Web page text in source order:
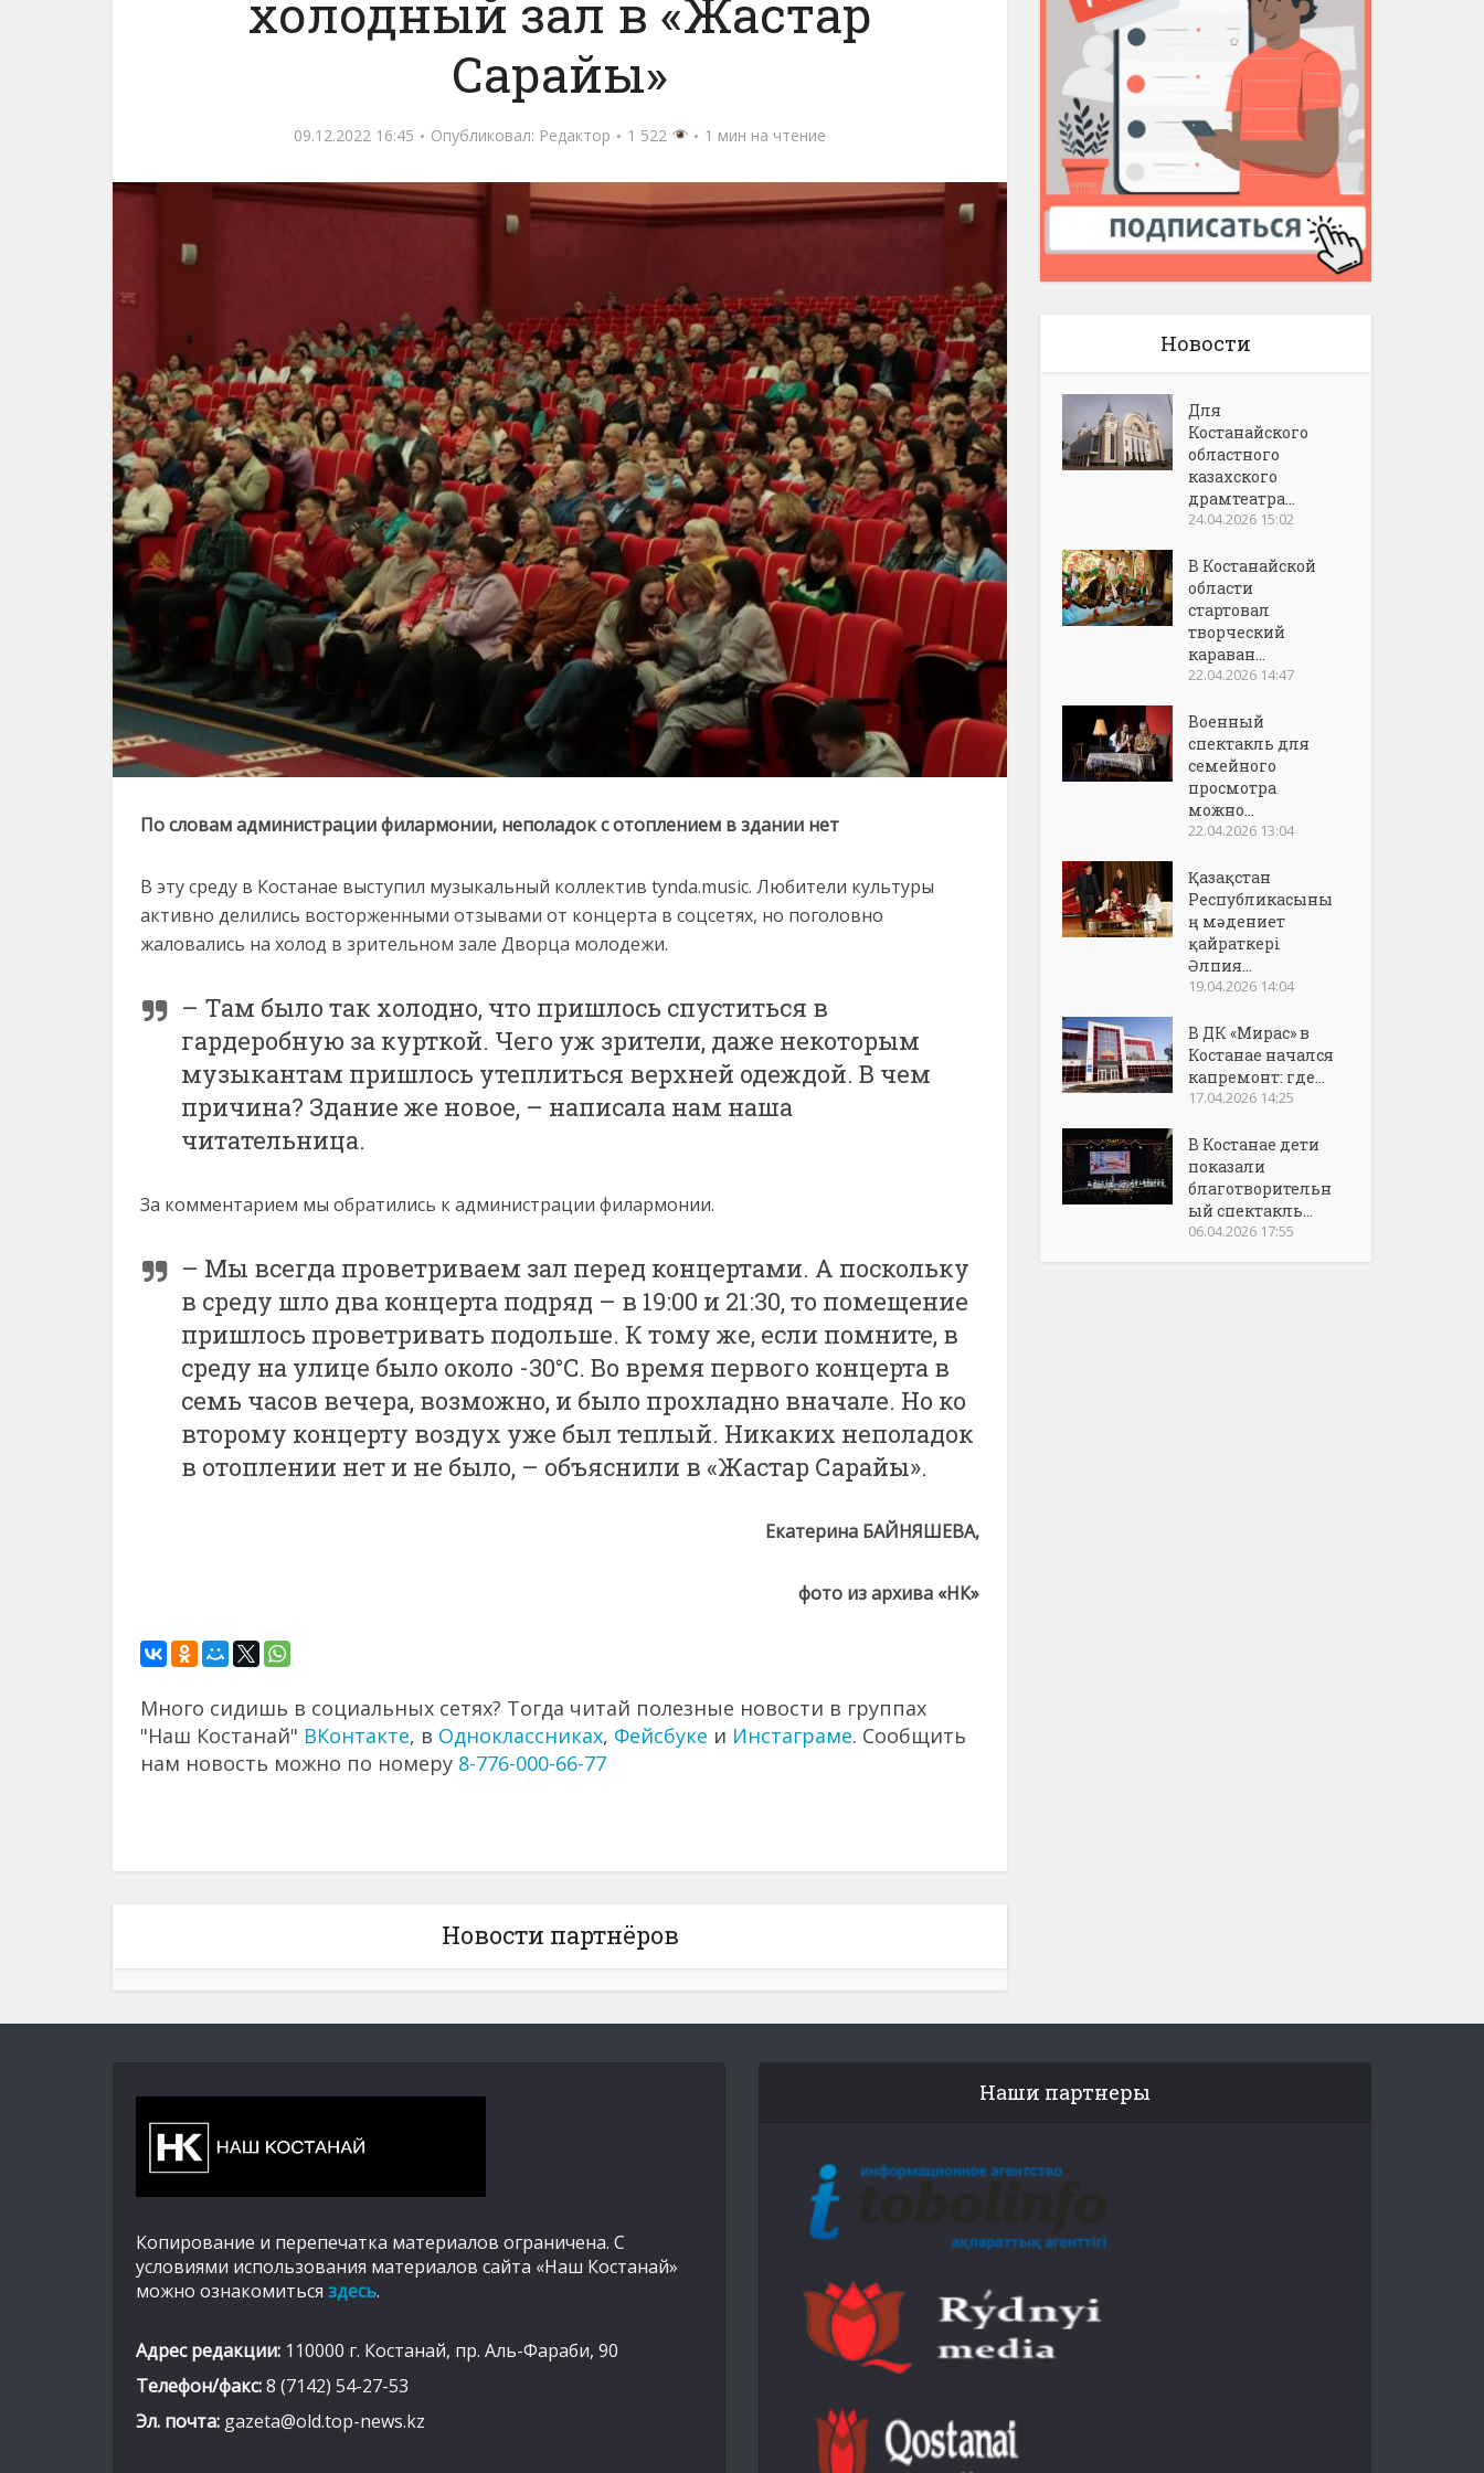
холодный зал в «Жастар
Сарайы»
09.12.2022 16:45 Опубликовал: Редактор 1 522 1 мин на чтение
По словам администрации филармонии, неполадок с отоплением в здании нет
В эту среду в Костанае выступил музыкальный коллектив tynda.music. Любители культуры
активно делились восторженными отзывами от концерта в соцсетях, но поголовно
жаловались на холод в зрительном зале Дворца молодежи.
– Там было так холодно, что пришлось спуститься в
гардеробную за курткой. Чего уж зрители, даже некоторым
музыкантам пришлось утеплиться верхней одеждой. В чем
причина? Здание же новое, – написала нам наша
читательница.
За комментарием мы обратились к администрации филармонии.
– Мы всегда проветриваем зал перед концертами. А поскольку
в среду шло два концерта подряд – в 19:00 и 21:30, то помещение
пришлось проветривать подольше. К тому же, если помните, в
среду на улице было около -30°C. Во время первого концерта в
семь часов вечера, возможно, и было прохладно вначале. Но ко
второму концерту воздух уже был теплый. Никаких неполадок
в отоплении нет и не было, – объяснили в «Жастар Сарайы».
Екатерина БАЙНЯШЕВА,
фото из архива «НК»
Много сидишь в социальных сетях? Тогда читай полезные новости в группах
"Наш Костанай" ВКонтакте, в Одноклассниках, Фейсбуке и Инстаграме. Сообщить
нам новость можно по номеру 8-776-000-66-77
Новости партнёров
Новости
Для
Костанайского
областного
казахского
драмтеатра...
24.04.2026 15:02
В Костанайской
области
стартовал
творческий
караван...
22.04.2026 14:47
Военный
спектакль для
семейного
просмотра
можно...
22.04.2026 13:04
Қазақстан
Республикасыны
ң мәдениет
қайраткері
Әлпия...
19.04.2026 14:04
В ДК «Мирас» в
Костанае начался
капремонт: где...
17.04.2026 14:25
В Костанае дети
показали
благотворительн
ый спектакль...
06.04.2026 17:55
Копирование и перепечатка материалов ограничена. С
условиями использования материалов сайта «Наш Костанай»
можно ознакомиться здесь.
Адрес редакции: 110000 г. Костанай, пр. Аль-Фараби, 90
Телефон/факс:8 (7142) 54-27-53
Эл. почта: gazeta@old.top-news.kz
Наши партнеры